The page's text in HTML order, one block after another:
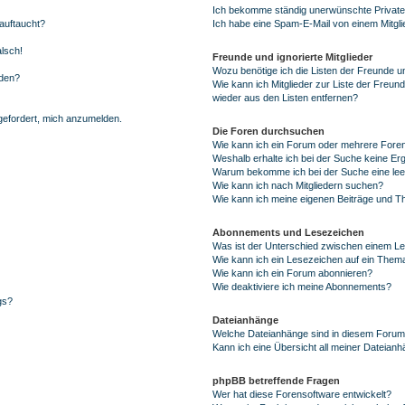
mich anzumelden.
Ich bekomme ständig unerwünschte
Ich habe eine Spam-E-Mail von einem
Freunde und ignorierte Mitglieder
Wozu benötige ich die Listen der Freunde
Wie kann ich Mitglieder zur Liste der
wieder aus den Listen entfernen?
Die Foren durchsuchen
Wie kann ich ein Forum oder mehrere
Weshalb erhalte ich bei der Suche keine
Warum bekomme ich bei der Suche eine
Wie kann ich nach Mitgliedern suchen?
Wie kann ich meine eigenen Beiträge und
Abonnements und Lesezeichen
Was ist der Unterschied zwischen einem
Wie kann ich ein Lesezeichen auf ein
Wie kann ich ein Forum abonnieren?
Wie deaktiviere ich meine Abonnements?
Dateianhänge
Welche Dateianhänge sind in diesem
Kann ich eine Übersicht all meiner
phpBB betreffende Fragen
Wer hat diese Forensoftware entwickelt?